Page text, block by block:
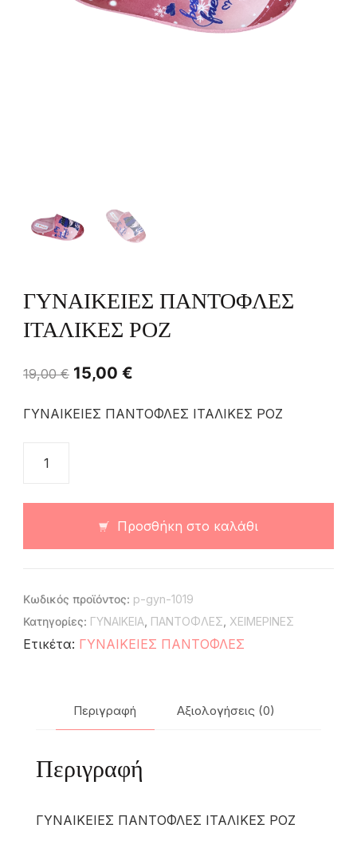
ΓΥΝΑΙΚΕΙΕΣ ΠΑΝΤΟΦΛΕΣ
ΙΤΑΛΙΚΕΣ ΡΟΖ
19,00€ 15,00 €
ΓΥΝΑΙΚΕΙΕΣ ΠΑΝΤΟΦΛΕΣ ΙΤΑΛΙΚΕΣ ΡΟΖ
Προσθήκη στο καλάθι
Κωδικός προϊόντος: p-gyn-1019
Κατηγορίες: ΓΥΝΑΙΚΕΙΑ, ΠΑΝΤΟΦΛΕΣ, ΧΕΙΜΕΡΙΝΕΣ
Ετικέτα: ΓΥΝΑΙΚΕΙΕΣ ΠΑΝΤΟΦΛΕΣ
Περιγραφή Αξιολογήσεις (0)
Περιγραφή
ΓΥΝΑΙΚΕΙΕΣ ΠΑΝΤΟΦΛΕΣ ΙΤΑΛΙΚΕΣ ΡΟΖ